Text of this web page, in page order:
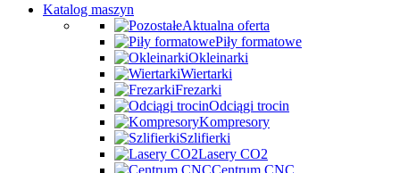
Katalog maszyn
Aktualna oferta
Piły formatowe
Okleinarki
Wiertarki
Frezarki
Odciągi trocin
Kompresory
Szlifierki
Lasery CO2
Centrum CNC